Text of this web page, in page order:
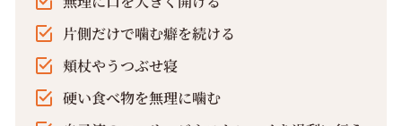
片側だけで噛む癖を続ける
頬杖やうつぶせ寝
硬い食べ物を無理に噛む